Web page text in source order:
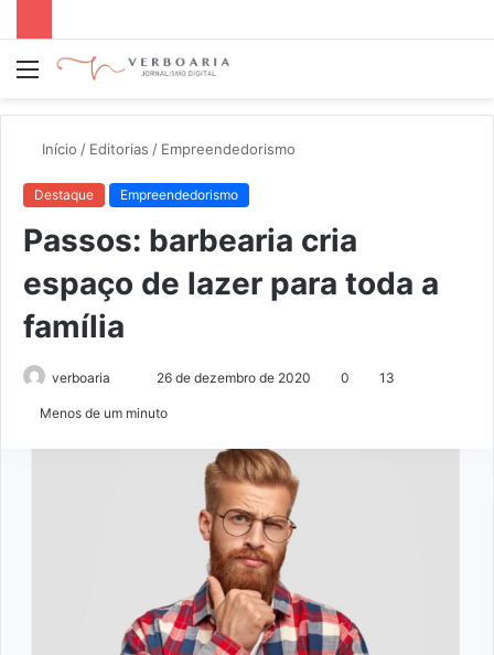
Menu
Início / Editorias / Empreendedorismo
Destaque Empreendedorismo
Passos: barbearia cria
espaço de lazer para toda a
família
verboaria
m
a
26 de dezembro de 2020 0 13
Menos de um minuto